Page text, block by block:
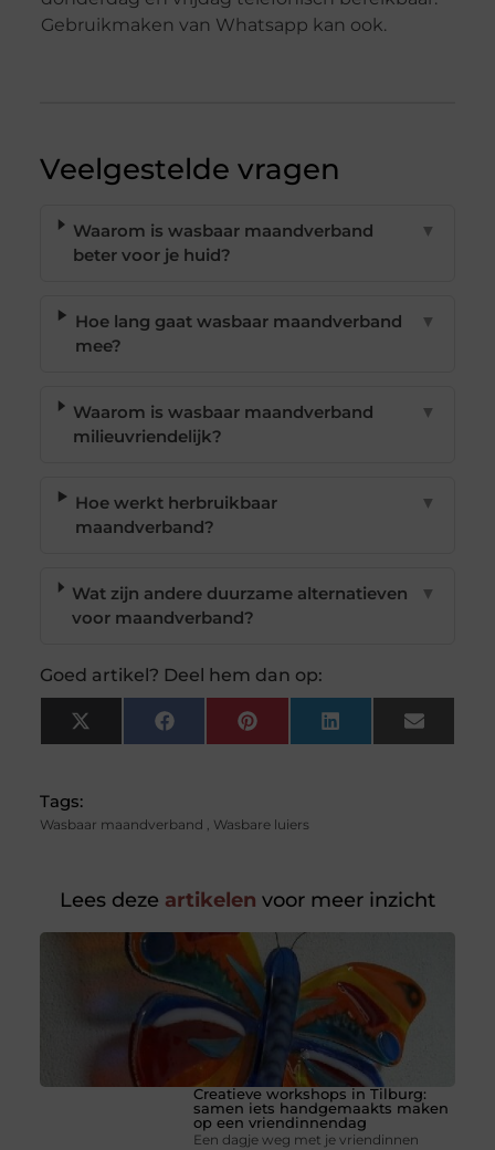
Gebruikmaken van Whatsapp kan ook.
Veelgestelde vragen
Waarom is wasbaar maandverband
beter voor je huid?
▼
Hoe lang gaat wasbaar maandverband
mee?
▼
Waarom is wasbaar maandverband
milieuvriendelijk?
▼
Hoe werkt herbruikbaar
maandverband?
▼
Wat zijn andere duurzame alternatieven
voor maandverband?
▼
Goed artikel? Deel hem dan op:
X
(Twitter)
FacebookPinterest LinkedIn Email
Tags:
Wasbaar maandverband , Wasbare luiers
Lees deze artikelen voor meer inzicht
Creatieve workshops in Tilburg:
samen iets handgemaakts maken
op een vriendinnendag
Een dagje weg met je vriendinnen